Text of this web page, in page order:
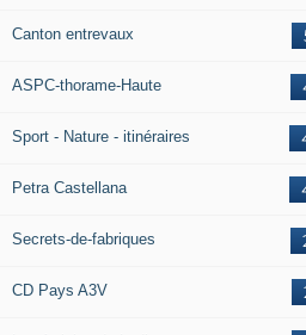
Canton entrevaux
ASPC-thorame-Haute
Sport - Nature - itinéraires
Petra Castellana
Secrets-de-fabriques
CD Pays A3V